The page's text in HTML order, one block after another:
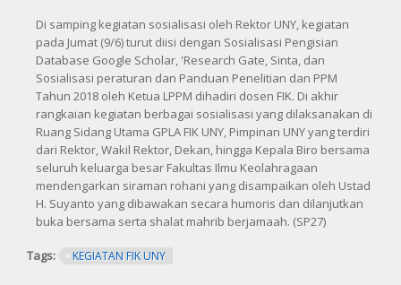
Di samping kegiatan sosialisasi oleh Rektor UNY, kegiatan
pada Jumat (9/6) turut diisi dengan Sosialisasi Pengisian
Database Google Scholar, 'Research Gate, Sinta, dan
Sosialisasi peraturan dan Panduan Penelitian dan PPM
Tahun 2018 oleh Ketua LPPM dihadiri dosen FIK. Di akhir
rangkaian kegiatan berbagai sosialisasi yang dilaksanakan di
Ruang Sidang Utama GPLA FIK UNY, Pimpinan UNY yang terdiri
dari Rektor, Wakil Rektor, Dekan, hingga Kepala Biro bersama
seluruh keluarga besar Fakultas Ilmu Keolahragaan
mendengarkan siraman rohani yang disampaikan oleh Ustad
H. Suyanto yang dibawakan secara humoris dan dilanjutkan
buka bersama serta shalat mahrib berjamaah. (SP27)
Tags: KEGIATAN FIK UNY